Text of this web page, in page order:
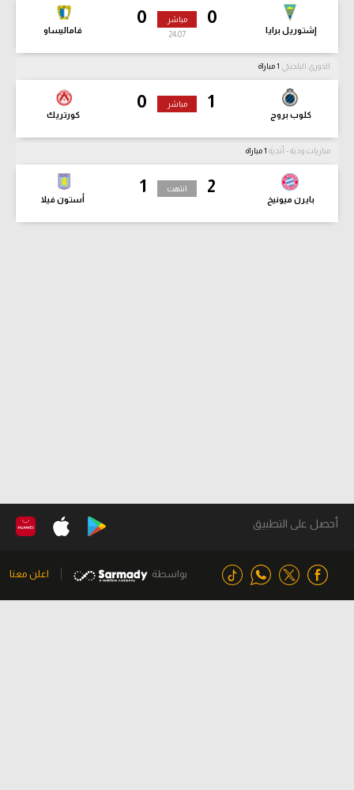
0
إشتوريل برايا
0
فاماليساو
مباشر
24:08
الدوري البلجيكي
1
كلوب بروج
0
كورتريك
مباشر
مباريات ودية - أندية
2
بايرن ميونيخ
1
أستون فيلا
انتهت
أحصل على التطبيق
بواسطة اعلن معنا